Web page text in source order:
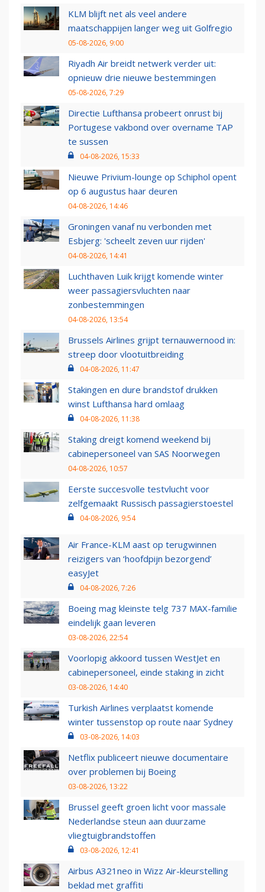
KLM blijft net als veel andere
maatschappijen langer weg uit Golfregio
05-08-2026, 9:00
Riyadh Air breidt netwerk verder uit:
opnieuw drie nieuwe bestemmingen
05-08-2026, 7:29
Directie Lufthansa probeert onrust bij
Portugese vakbond over overname TAP
te sussen
04-08-2026, 15:33
Nieuwe Privium-lounge op Schiphol opent
op 6 augustus haar deuren
04-08-2026, 14:46
Groningen vanaf nu verbonden met
Esbjerg: 'scheelt zeven uur rijden'
04-08-2026, 14:41
Luchthaven Luik krijgt komende winter
weer passagiersvluchten naar
zonbestemmingen
04-08-2026, 13:54
Brussels Airlines grijpt ternauwernood in:
streep door vlootuitbreiding
04-08-2026, 11:47
Stakingen en dure brandstof drukken
winst Lufthansa hard omlaag
04-08-2026, 11:38
Staking dreigt komend weekend bij
cabinepersoneel van SAS Noorwegen
04-08-2026, 10:57
Eerste succesvolle testvlucht voor
zelfgemaakt Russisch passagierstoestel
04-08-2026, 9:54
Air France-KLM aast op terugwinnen
reizigers van ‘hoofdpijn bezorgend’
easyJet
04-08-2026, 7:26
Boeing mag kleinste telg 737 MAX-familie
eindelijk gaan leveren
03-08-2026, 22:54
Voorlopig akkoord tussen WestJet en
cabinepersoneel, einde staking in zicht
03-08-2026, 14:40
Turkish Airlines verplaatst komende
winter tussenstop op route naar Sydney
03-08-2026, 14:03
Netflix publiceert nieuwe documentaire
over problemen bij Boeing
03-08-2026, 13:22
Brussel geeft groen licht voor massale
Nederlandse steun aan duurzame
vliegtuigbrandstoffen
03-08-2026, 12:41
Airbus A321neo in Wizz Air-kleurstelling
beklad met graffiti